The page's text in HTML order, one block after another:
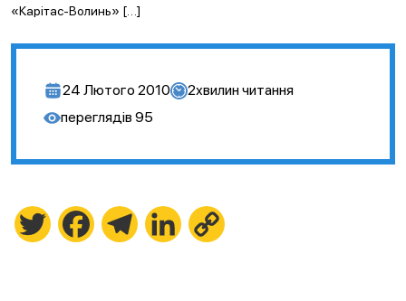
«Карітас-Волинь» […]
24 Лютого 2010 2хвилин читання
переглядів 95
Twitter FacebookTelegramLinkedIn